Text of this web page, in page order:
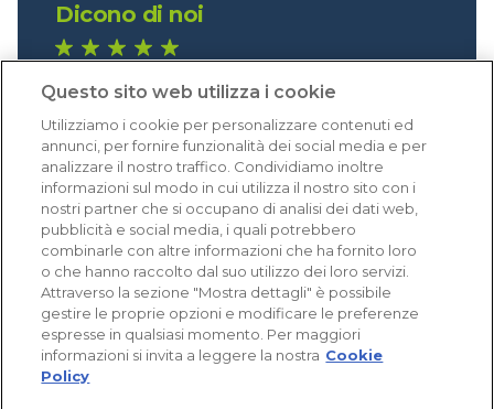
Dicono di noi
Eccellente (4,8)
Acquisti verificati
Questo sito web utilizza i cookie
Utilizziamo i cookie per personalizzare contenuti ed
annunci, per fornire funzionalità dei social media e per
analizzare il nostro traffico. Condividiamo inoltre
informazioni sul modo in cui utilizza il nostro sito con i
nostri partner che si occupano di analisi dei dati web,
pubblicità e social media, i quali potrebbero
combinarle con altre informazioni che ha fornito loro
o che hanno raccolto dal suo utilizzo dei loro servizi.
Attraverso la sezione "Mostra dettagli" è possibile
gestire le proprie opzioni e modificare le preferenze
espresse in qualsiasi momento. Per maggiori
informazioni si invita a leggere la nostra Cookie
Policy